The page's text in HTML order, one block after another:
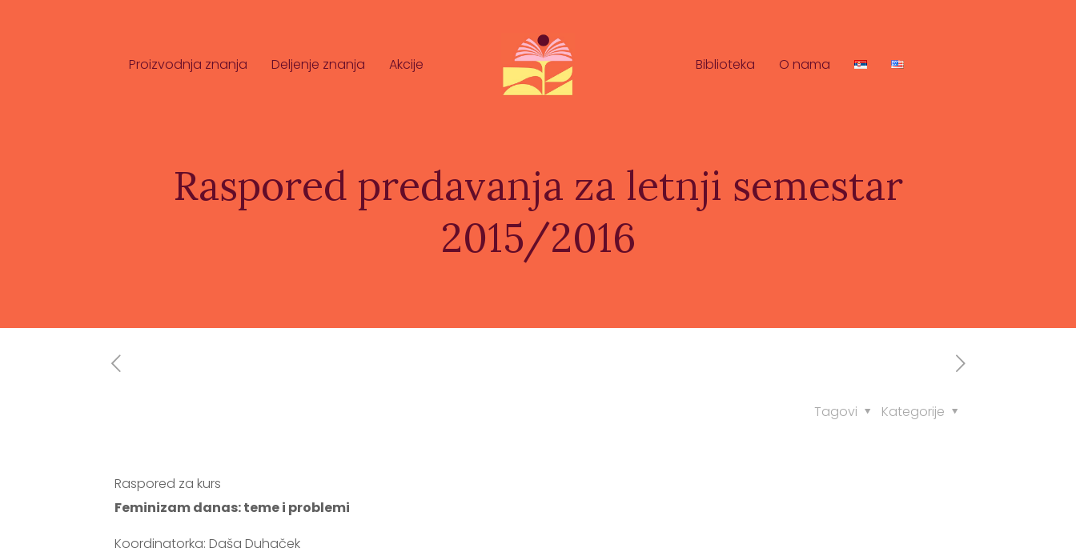
Proizvodnja znanja Deljenje znanja Akcije Biblioteka O nama
Raspored predavanja za letnji semestar
2015/2016
Kategorije
Tagovi
Raspored za kurs
Feminizam danas: teme i problemi
Koordinatorka: Daša Duhaček